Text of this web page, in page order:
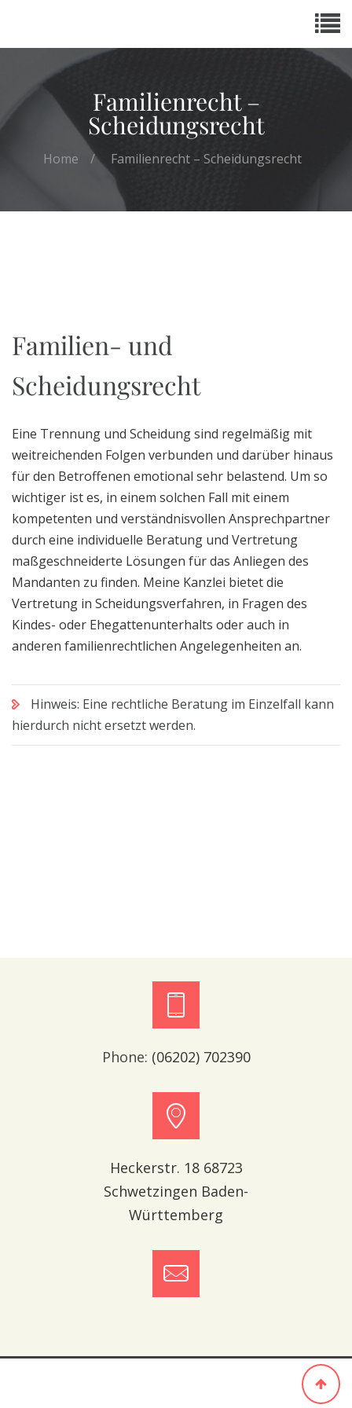
Familienrecht –
Scheidungsrecht
Home Familienrecht – Scheidungsrecht
Familien- und
Scheidungsrecht
Eine Trennung und Scheidung sind regelmäßig mit
weitreichenden Folgen verbunden und darüber hinaus
für den Betroffenen emotional sehr belastend. Um so
wichtiger ist es, in einem solchen Fall mit einem
kompetenten und verständnisvollen Ansprechpartner
durch eine individuelle Beratung und Vertretung
maßgeschneiderte Lösungen für das Anliegen des
Mandanten zu finden. Meine Kanzlei bietet die
Vertretung in Scheidungsverfahren, in Fragen des
Kindes- oder Ehegattenunterhalts oder auch in
anderen familienrechtlichen Angelegenheiten an.
Hinweis: Eine rechtliche Beratung im Einzelfall kann
hierdurch nicht ersetzt werden.
Phone: (06202) 702390
Heckerstr. 18 68723
Schwetzingen Baden-
Württemberg